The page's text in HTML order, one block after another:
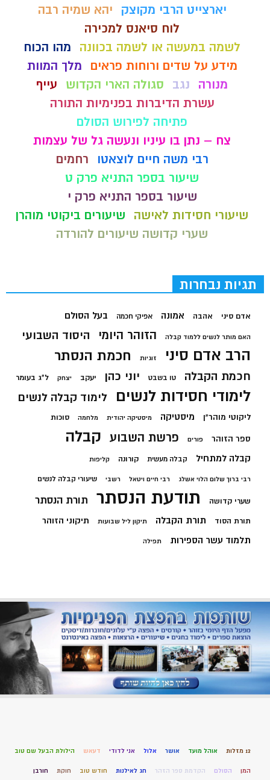
יארצייט הרבי מקוצק
יהא שמיה רבה
לוח סיאנס למכירה
לשמה במעשה או לשמה בכוונה
מהו הכוח
מידע על שדים ורוחות פראים
מלך המוות
מנורה
נגב סגולה הארי הקדוש
עייף
עשרת הדיברות בפנימיות התורה
פתיחה לפירוש הסולם
צח – נתן בו עיניו ונעשה גל של עצמות
רבי משה חיים לוצאטו
רחמים
שיעור בספר התניא פרק ט
שיעור בספר התניא פרק י
שיעורי חסידות לאישה
שיעורים ביקוטי מוהרן
שערי קדושה שיעורים להורדה
תגיות נבחרות
אדם סיני אהבה אמונה אפיקי חכמה בעל הסולם
האם מותר לנשים ללמוד קבלה הזוהר היומי היסוד השבועי
הרב אדם סיני זוגיות חכמת הנסתר
חכמת הקבלה טו בשבט יוני כהן יעקב יצחק ל"ג בעומר
לימודי חסידות לנשים לימוד קבלה לנשים
ליקוטי מוהר"ן מיסטיקה מיסטיקה יהודית מלחמה סוכות
ספר הזוהר פורים פרשת השבוע קבלה
קבלה למתחיל קבלה מעשית קורונה קליפות
רבי ברוך שלום הלוי אשלג רבי חיים ויטאל רשבי שיעורי קבלה לנשים
שערי קדושה תודעת הנסתר תורת הנסתר
תורת הסוד תורת הקבלה תיקון ליל שבועות תיקוני הזוהר
תלמוד עשר הספירות תפילה
12 מזלות אוהל מועד אושר אלול אני לדודי דעאש הילולת הבעל שם טוב
המן הסולם הקדמת ספר הזהר חג לאילנות חודש טוב חוקת חורבן